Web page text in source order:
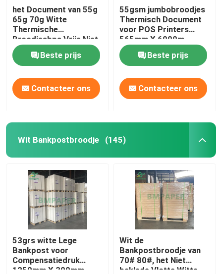
het Document van 55g
65g 70g Witte
Thermische
Broodjesbpa Vrije Niet
bekleed voor Verslag
Beste prijs
Contacteer ons
55gsm jumbobroodjes
Thermisch Document
voor POS Printers
565mm X 6000m
Beste prijs
Contacteer ons
Wit Bankpostbroodje (145)
53grs witte Lege
Bankpost voor
Compensatiedruk
1250mm X 300mm
Wit de
Bankpostbroodje van
70# 80#, het Niet
beklede Vlotte Witte